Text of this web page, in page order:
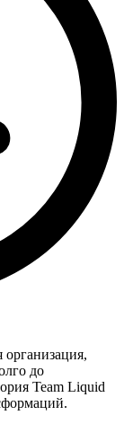
организация,
до
Team Liquid